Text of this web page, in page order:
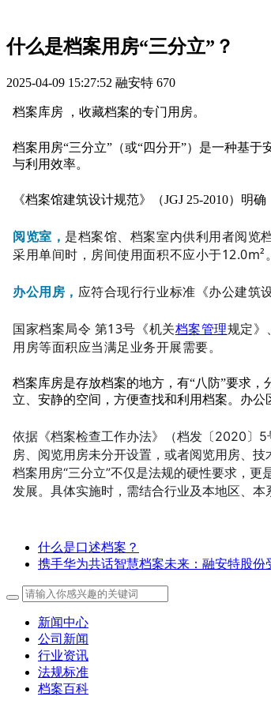
什么是档案用房“三分立”？
2025-04-09 15:27:52 融安特 670
档案库房 ，收藏档案的专门用房。
档案用房“三分立”（或“四分开”）是一种基于
与利用效率。
《档案馆建筑设计规范》（JGJ 25-2010）明确
阅览室， 是档案馆、档案室内供利用者阅览
采用单间时，房间使用面积不应小于12.0m²。
办公用房， 应符合现行行业标准《办公建筑
国家档案局令 第13号《机关档案管理规定》
用房等面积应当满足业务开展需要。
档案库房是存放档案的地方，有“八防”要求
立、安静的空间，方便查找和利用档案。办
依据《档案检查工作办法》（档发〔2020〕
房、阅览用房未分开设置，或者阅览用房、
档案用房“三分立”不仅是法规的硬性要求，
发展。具体实施时，需结合行业及本地区、本
什么是口述档案？
携手华为共话智慧档案未来：融安特股
新闻中心
公司新闻
行业资讯
法规标准
档案百科